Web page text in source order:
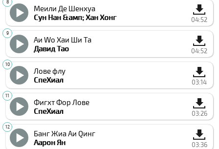
Меили Де Шенхуа
Сун Нан &амп; Хан Хонг
04:52
Аи Wо Хаи Ши Та
Давид Тао
04:52
Лове флу
СпеXиал
03:14
Фигхт Фор Лове
СпеXиал
03:26
Банг Жиа Аи Qинг
Аарон Ян
03:36